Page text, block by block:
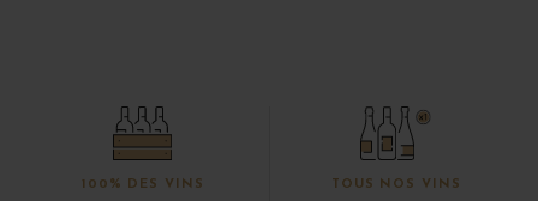
100% DES VINS TOUS NOS VINS